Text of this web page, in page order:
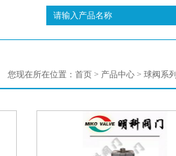
您现在所在位置： 首页 > 产品中心 > 球阀系列